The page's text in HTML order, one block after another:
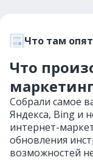
Что там
Что
Собрали самое
Яндекса, Bing и
интернет-
обновления
возможностей